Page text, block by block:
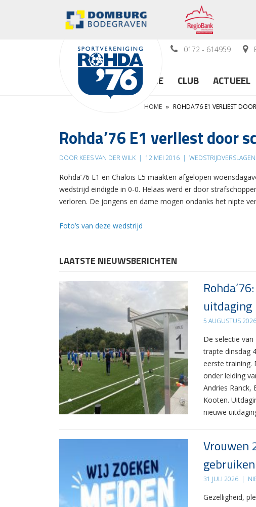
0172 - 614959
HOME CLUB ACTUEEL
HOME » ROHDA’76 E1 VERLIEST
Rohda’76 E1 verliest door
DOOR KEES VAN DER WILK | 12 MEI 2016 | WEDSTRIJDVERSLAGEN
Rohda’76 E1 en Chalois E5 maakten afgelopen
wedstrijd eindigde in 0-0. Helaas werd er door
verloren. De jongens en dame mogen ondanks het nipte
Foto’s van deze wedstrijd
LAATSTE NIEUWSBERICHTEN
uitdaging
5 AUGUSTUS 2026
De selectie van
trapte dinsdag
eerste training.
onder leiding
Andries Ranck,
Kooten.
nieuwe
Vrouwen
gebruiken
31 JULI 2026 |
Gezelligheid,